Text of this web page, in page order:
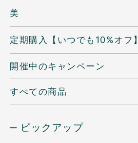
美
定期購入【いつでも10%オフ】
開催中のキャンペーン
すべての商品
─ ピックアップ